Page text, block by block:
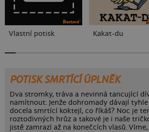
Vlastní potisk Kakat-du
POTISK SMRTÍCÍ ÚPLNĚK
Dva stromky, tráva a nevinná tancující
namítnout. Jenže dohromady dávají
docela smrtící koktejl, co říkáš? Noc je
roztodivných hrůz a takové je i naše
jistě zamrazí až na konečcích vlasů.